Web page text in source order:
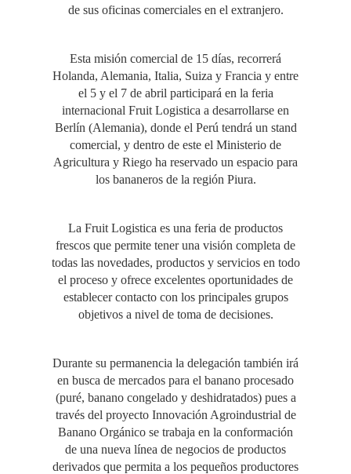
de sus oficinas comerciales en el extranjero.
Esta misión comercial de 15 días, recorrerá
Holanda, Alemania, Italia, Suiza y Francia y entre
el 5 y el 7 de abril participará en la feria
internacional Fruit Logistica a desarrollarse en
Berlín (Alemania), donde el Perú tendrá un stand
comercial, y dentro de este el Ministerio de
Agricultura y Riego ha reservado un espacio para
los bananeros de la región Piura.
La Fruit Logistica es una feria de productos
frescos que permite tener una visión completa de
todas las novedades, productos y servicios en todo
el proceso y ofrece excelentes oportunidades de
establecer contacto con los principales grupos
objetivos a nivel de toma de decisiones.
Durante su permanencia la delegación también irá
en busca de mercados para el banano procesado
(puré, banano congelado y deshidratados) pues a
través del proyecto Innovación Agroindustrial de
Banano Orgánico se trabaja en la conformación
de una nueva línea de negocios de productos
derivados que permita a los pequeños productores